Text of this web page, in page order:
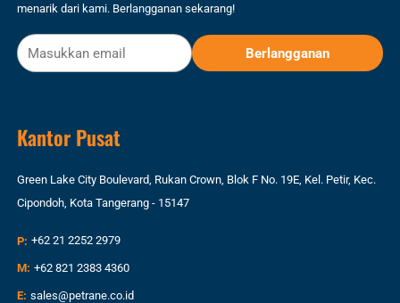
menarik dari kami. Berlangganan sekarang!
Kantor Pusat
Green Lake City Boulevard, Rukan Crown, Blok F No. 19E, Kel. Petir, Kec.
Cipondoh, Kota Tangerang - 15147
P: +62 21 2252 2979
M: +62 821 2383 4360
E: sales@petrane.co.id